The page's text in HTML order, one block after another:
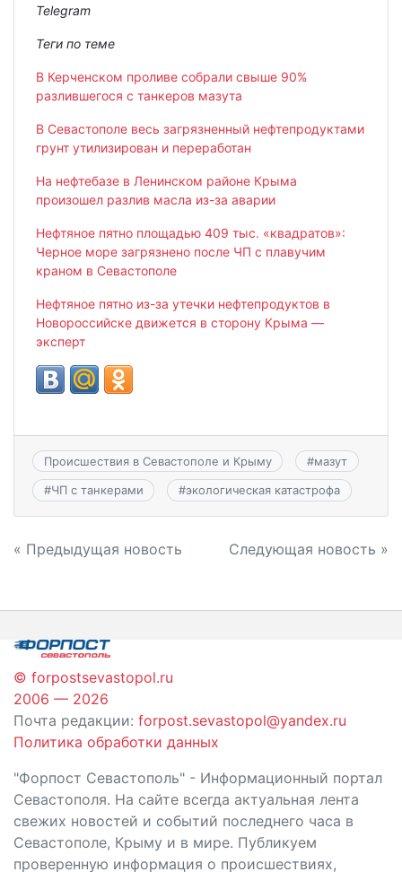
Telegram
Теги по теме
В Керченском проливе собрали свыше 90%
разлившегося с танкеров мазута
В Севастополе весь загрязненный нефтепродуктами
грунт утилизирован и переработан
На нефтебазе в Ленинском районе Крыма
произошел разлив масла из-за аварии
Нефтяное пятно площадью 409 тыс. «квадратов»:
Черное море загрязнено после ЧП с плавучим
краном в Севастополе
Нефтяное пятно из-за утечки нефтепродуктов в
Новороссийске движется в сторону Крыма —
эксперт
Происшествия в Севастополе и Крыму #мазут
#ЧП с танкерами #экологическая катастрофа
Навигация
записям
« Предыдущая новость Следующая новость »
© forpostsevastopol.ru
2006 — 2026
Почта редакции: forpost.sevastopol@yandex.ru
Политика обработки данных
"Форпост Севастополь" - Информационный портал
Севастополя. На сайте всегда актуальная лента
свежих новостей и событий последнего часа в
Севастополе, Крыму и в мире. Публикуем
проверенную информация о происшествиях,